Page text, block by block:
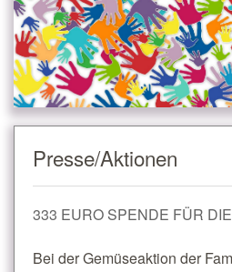
Unsere
Ihre
Presse/Aktionen
333 EURO SPENDE FÜR
Bei der Gemüseaktion der